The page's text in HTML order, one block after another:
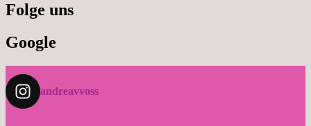
Folge uns
Google
andreavvoss